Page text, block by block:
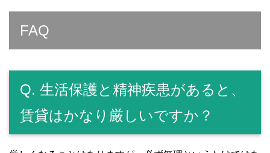
FAQ
Q. 生活保護と精神疾患があると、
賃貸はかなり厳しいですか？